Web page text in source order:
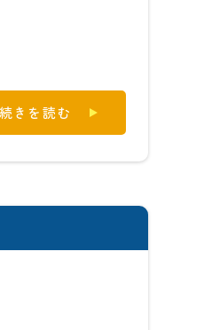
続きを読む